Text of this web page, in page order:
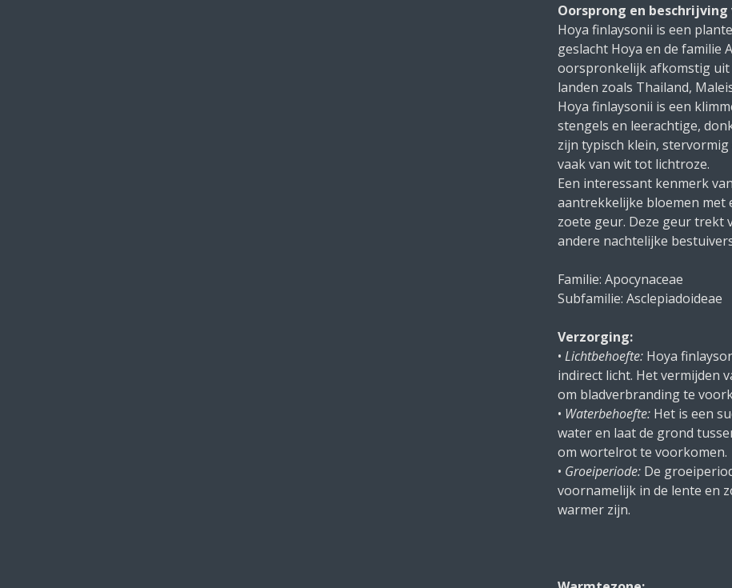
Oorsprong en
Hoya finlaysonii is een
geslacht Hoya en de familie
oorspronkelijk afkomstig uit
landen zoals Thailand,
Hoya finlaysonii is een
stengels en leerachtige,
zijn typisch klein,
vaak van wit tot lichtroze.
Een interessant kenmerk
aantrekkelijke bloemen met
zoete geur. Deze geur trekt
andere nachtelijke
Familie: Apocynaceae
Subfamilie: Asclepiadoideae
Verzorging:
• Lichtbehoefte: Hoya
indirect licht. Het vermijden
om bladverbranding te
• Waterbehoefte: Het is een
water en laat de grond
om wortelrot te voorkomen.
• Groeiperiode: De
voornamelijk in de lente en
warmer zijn.